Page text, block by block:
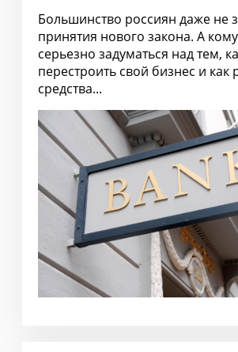
Большинство россиян даже не
принятия нового закона. А
серьезно задуматься над тем,
перестроить свой бизнес и как
средства...